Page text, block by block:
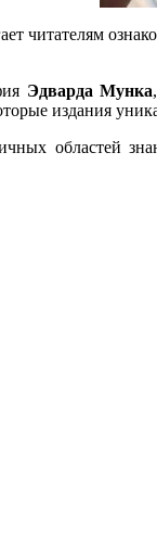
читателям
Эдварда Мунка
издания
областей